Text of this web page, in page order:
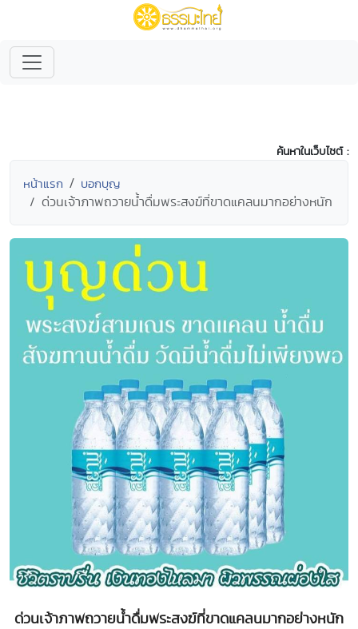
ค้นหาในเว็บไซต์ :
หน้าแรก บอกบุญ
ด่วนเจ้าภาพถวายน้ำดื่มพระสงฆ์ที่ขาดแคลนมากอย่างหนัก
ด่วนเจ้าภาพถวายน้ำดื่มพระสงฆ์ที่ขาดแคลนมากอย่างหนัก